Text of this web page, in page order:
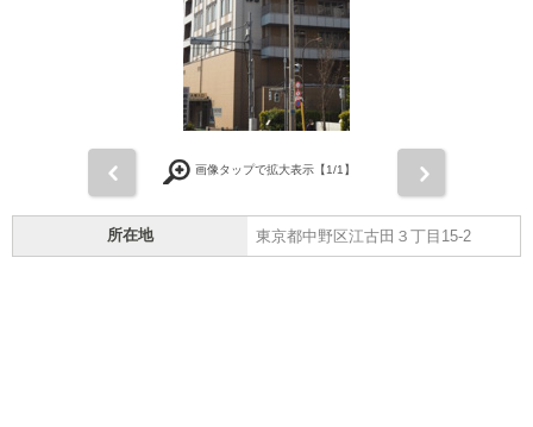
画像タップで拡大表示【1/1】
所在地 東京都中野区江古田３丁目15-2